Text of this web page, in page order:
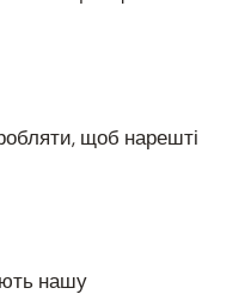
щоб нарешті
нашу